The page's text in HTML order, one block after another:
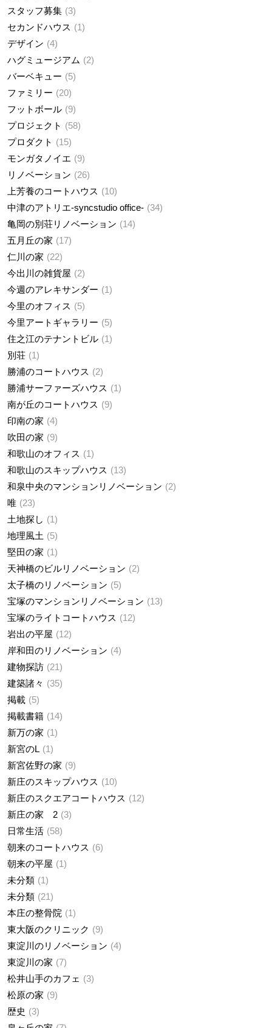
スタッフ募集 3
セカンドハウス
1
デザイン
4
ハグミュージアム
2
バーベキュー
5
ファミリー
20
フットボール
9
プロジェクト
58
プロダクト
15
モンガタノイエ
9
リノベーション
26
上芳養のコートハウス
10
中津のアトリエ-syncstudio office- 34
亀岡の別荘リノベーション
14
五月丘の家
17
仁川の家
22
今出川の雑貨屋
2
今週のアレキサンダー
1
今里のオフィス
5
今里アートギャラリー
5
住之江のテナントビル
1
別荘
1
勝浦のコートハウス
2
勝浦サーファーズハウス
1
南が丘のコートハウス
9
印南の家
4
吹田の家
9
和歌山のオフィス
1
和歌山のスキップハウス
13
和泉中央のマンションリノベーション
2
唯
23
土地探し
1
地理風土
5
堅田の家
1
天神橋のビルリノベーション
2
太子橋のリノベーション
5
宝塚のマンションリノベーション
13
宝塚のライトコートハウス
12
岩出の平屋
12
岸和田のリノベーション
4
建物探訪
21
建築諸々
35
掲載
5
掲載書籍
14
新万の家
1
新宮のL
1
新宮佐野の家
9
新庄のスキップハウス
10
新庄のスクエアコートハウス
12
新庄の家 2 3
日常生活
58
朝来のコートハウス
6
朝来の平屋
1
未分類
1
未分類
21
本庄の整骨院
1
東大阪のクリニック
9
東淀川のリノベーション
4
東淀川の家
7
松井山手のカフェ
3
松原の家
9
歴史
3